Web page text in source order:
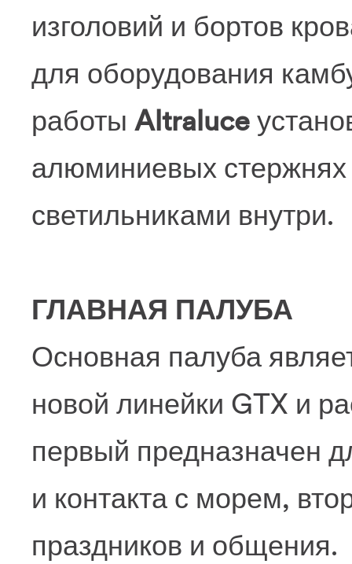
изголовий и бортов
для оборудования
работы Altraluce
алюминиевых
светильниками внутри.
ГЛАВНАЯ ПАЛУБА
Основная палуба
новой линейки GTX и
первый предназначен
и контакта с морем,
праздников и общения.